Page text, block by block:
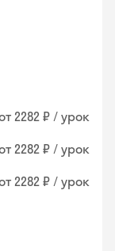
2282 ₽ / урок
2282 ₽ / урок
2282 ₽ / урок